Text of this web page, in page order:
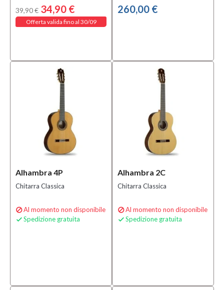
Condizione
Serie
Concert
(8)
Conservatory
39,90 € 34,90 €
Offerta valida fino al 30/09
260,00 €
Alhambra 4P
Chitarra Classica
Al momento non disponibile
 Spedizione gratuita
Alhambra 2C
Chitarra Classica
Al momento non disponibile
 Spedizione gratuita